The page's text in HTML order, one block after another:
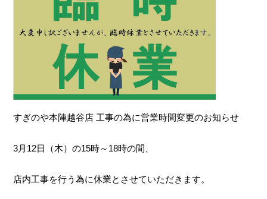
すぎのや本陣越谷店 工事の為に営業時間変更のお知らせ
3月12日（木）の15時～18時の間、
店内工事を行う為に休業とさせていただきます。